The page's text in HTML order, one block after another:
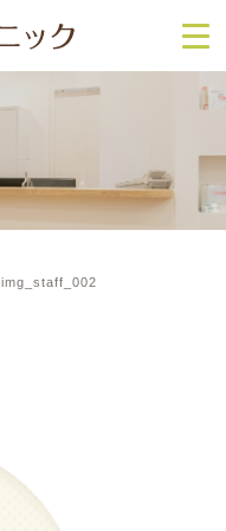
img_staff_002